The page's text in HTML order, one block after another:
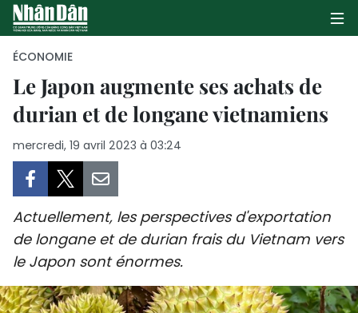
PAGE D'ACCUEIL
POLITIQUE
SOCIÉTÉ
CULTURE
TOURISME
ÉCONOMIE
Le Japon augmente ses achats de
durian et de longane vietnamiens
mercredi, 19 avril 2023 à 03:24
Actuellement, les perspectives d'exportation
de longane et de durian frais du Vietnam vers
le Japon sont énormes.